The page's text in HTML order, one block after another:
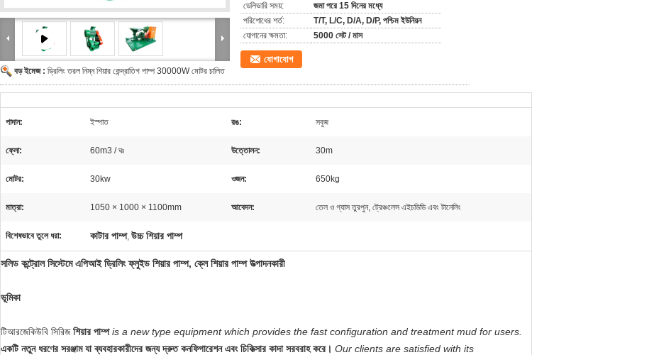
বড় ইমেজ : ড্রিলিং তরল নিম্ন শিয়ার কেন্দ্রাতিগ পাম্প 30000W মোটর চালিত
ডেলিভারি সময়:
জমা পরে 15 দিনের মধ্যে
পরিশোধের শর্ত:
T/T, L/C, D/A, D/P, পশ্চিম ইউনিয়ন
যোগানের ক্ষমতা:
5000 সেট / মাস
যোগাযোগ
পাদান: ইস্পাত রঙ: সবুজ
ফ্লো: 60m3 / ঘঃ উত্তোলন: 30m
মোটর: 30kw ওজন: 650kg
মাত্রা: 1050 × 1000 × 1100mm আবেদন: তেল ও গ্যাস তুরপুন, ট্রেঞ্চলেস এইচডিডি এবং টানেলিং
বিশেষভাবে তুলে ধরা: কাটার পাম্প, উচ্চ শিয়ার পাম্প
সলিড কন্ট্রোল সিস্টেমে এপিআই ড্রিলিং ফ্লুইড শিয়ার পাম্প, ক্লে শিয়ার পাম্প উত্পাদনকারী
ভূমিকা
টিআরজেকিউবি সিরিজশিয়ার পাম্প is a new type equipment which provides the fast configuration and treatment mud for users.
একটি নতুন ধরণের সরঞ্জাম যা ব্যবহারকারীদের জন্য দ্রুত কনফিগারেশন এবং চিকিত্সার কাদা সরবরাহ করে। Our clients are satisfied with its